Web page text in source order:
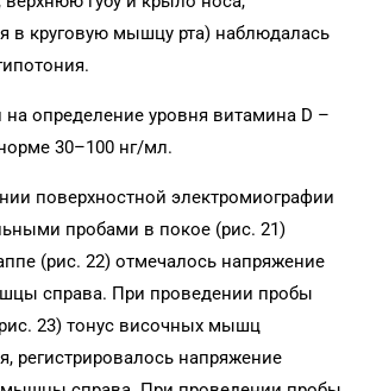
в круговую мышцу рта) наблюдалась
определение уровня витамина D –
30–100 нг/мл.
поверхностной электромиографии
пробами в покое (рис. 21)
(рис. 22) отмечалось напряжение
справа. При проведении пробы
23) тонус височных мышц
регистрировалось напряжение